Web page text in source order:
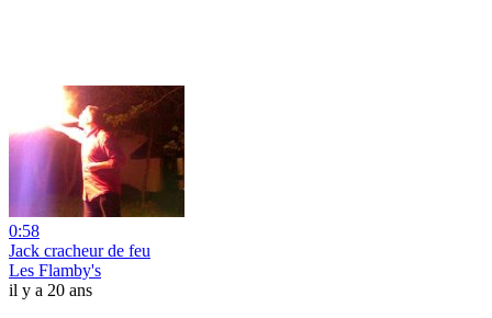
0:58
Jack cracheur de feu
Les Flamby's
il y a 20 ans